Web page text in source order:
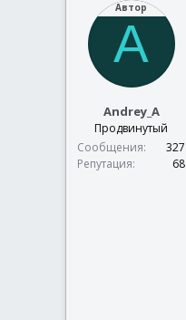
Автор
A
Andrey_A
Продвинутый
Сообщения
327
Репутация
68